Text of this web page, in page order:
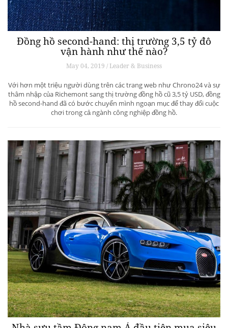
Đồng hồ second-hand: thị trường 3,5 tỷ đô
vận hành như thế nào?
May 04, 2019 / Leader & Business
Với hơn một triệu người dùng trên các trang web như Chrono24 và sự
thâm nhập của Richemont sang thị trường đồng hồ cũ 3,5 tỷ USD, đồng
hồ second-hand đã có bước chuyển mình ngoạn mục để thay đổi cuộc
chơi trong cả ngành công nghiệp đồng hồ.